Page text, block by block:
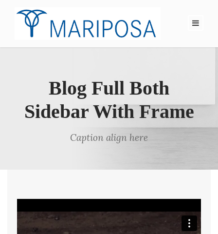
Blog Full Both
Sidebar With Frame
Caption align here